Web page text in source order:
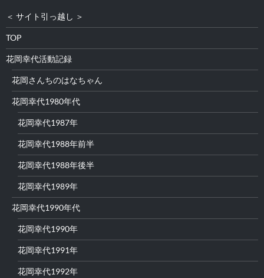
＜ サイト引っ越し ＞
TOP
花岡幸代活動記録
花岡さんちのはなちゃん
花岡幸代1980年代
花岡幸代1987年
花岡幸代1988年前半
花岡幸代1988年後半
花岡幸代1989年
花岡幸代1990年代
花岡幸代1990年
花岡幸代1991年
花岡幸代1992年